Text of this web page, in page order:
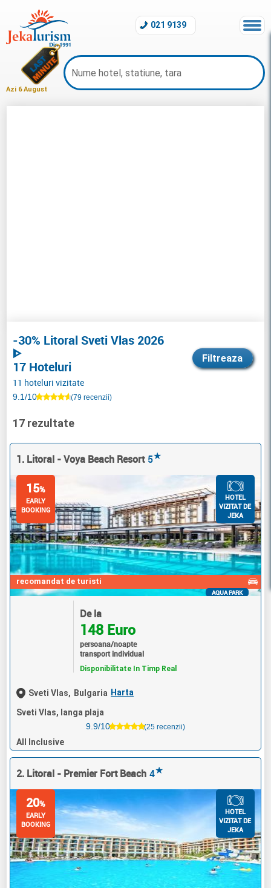
Azi 6 August
021 9139
17 rezultate
1. Litoral - Voya Beach Resort 5★
recomandat de turisti
15%
EARLY
BOOKING
HOTEL
VIZITAT DE
JEKA
AQUA PARK
De la
148 Euro
persoana/noapte
transport individual
Disponibilitate In Timp Real
Sveti Vlas, Bulgaria Harta
Sveti Vlas, langa plaja
9.9/10
(25 recenzii)
All Inclusive
2. Litoral - Premier Fort Beach 4★
20%
EARLY
BOOKING
HOTEL
VIZITAT DE
JEKA
-30% Litoral Sveti Vlas 2026
ᐈ
17 Hoteluri
11 hoteluri vizitate
9.1/10 (79 recenzii)
Filtreaza